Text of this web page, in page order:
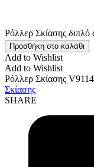
Ρόλλερ Σκίασης
Προσθήκη στο καλάθι
Add to Wishlist
Add to Wishlist
Ρόλλερ Σκίασης
Σκίασης
SHARE